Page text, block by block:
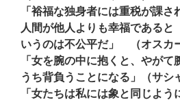
「裕福な独身者には重税が課
人間が他人よりも幸福であると
いうのは不公平だ」 （オスカ
「女を腕の中に抱くと、やが
うち背負うことになる」（サシ
「女たちは私には象と同じよ